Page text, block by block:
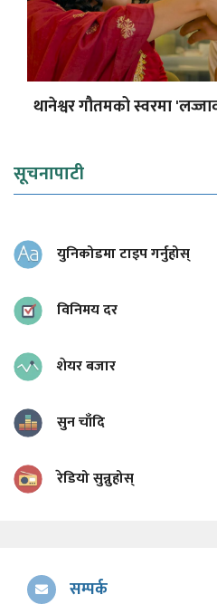
थानेश्वर गौतमको स्वरमा
सूचनापाटी
युनिकोडमा टाइप गर्नुहोस्
विनिमय दर
शेयर बजार
सुन चाँदि
रेडियो सुन्नुहोस्
सम्पर्क